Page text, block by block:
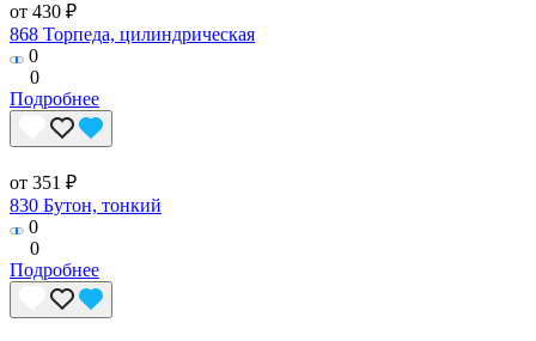
от 430 ₽
868 Торпеда, цилиндрическая
0
0
Подробнее
от 351 ₽
830 Бутон, тонкий
0
0
Подробнее